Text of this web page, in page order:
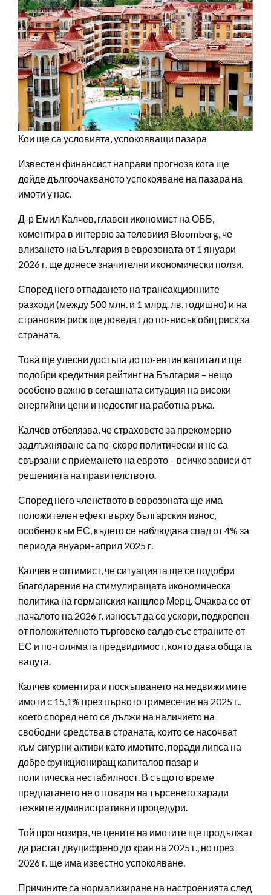
Кои ще са условията, успокояващи пазара
Известен финансист направи прогноза кога ще
дойде дългоочакваното успокояване на пазара на
имоти у нас.
Д-р Емил Калчев, главен икономист на ОББ,
коментира в интервю за телевиия Bloomberg, че
влизането на България в еврозоната от 1 януари
2026 г. ще донесе значителни икономически ползи.
Според него отпадането на трансакционните
разходи (между 500 млн. и 1 млрд. лв. годишно) и на
страновия риск ще доведат до по-нисък общ риск за
страната.
Това ще улесни достъпа до по-евтин капитал и ще
подобри кредитния рейтинг на България – нещо
особено важно в сегашната ситуация на високи
енергийни цени и недостиг на работна ръка.
Калчев отбелязва, че страховете за прекомерно
задлъжняване са по-скоро политически и не са
свързани с приемането на еврото – всичко зависи от
решенията на правителството.
Според него членството в еврозоната ще има
положителен ефект върху българския износ,
особено към ЕС, където се наблюдава спад от 4% за
периода януари–април 2025 г.
Калчев е оптимист, че ситуацията ще се подобри
благодарение на стимулиращата икономическа
политика на германския канцлер Мерц. Очаква се от
началото на 2026 г. износът да се ускори, подкрепен
от положителното търговско салдо със страните от
ЕС и по-голямата предвидимост, която дава общата
валута.
Калчев коментира и поскъпването на недвижимите
имоти с 15,1% през първото тримесечие на 2025 г.,
което според него се дължи на наличието на
свободни средства в страната, които се насочват
към сигурни активи като имотите, поради липса на
добре функциониращ капиталов пазар и
политическа нестабилност. В същото време
предлагането не отговаря на търсенето заради
тежките административни процедури.
Той прогнозира, че цените на имотите ще продължат
да растат двуцифрено до края на 2025 г., но през
2026 г. ще има известно успокояване.
Причините са нормализиране на настроенията след